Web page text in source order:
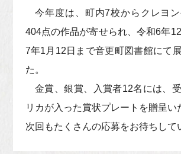
今年度は、町内7校からクレヨ
404点の作品が寄せられ、令和6年
7年1月12日まで音更町図書館にて
た。
金賞、銀賞、入賞者12名には、
リカが入った賞状プレートを贈呈い
次回もたくさんの応募をお待ちして